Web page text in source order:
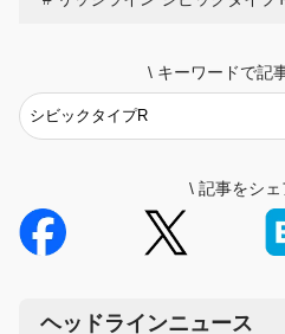
\ キーワードで記
\ 記事をシェ
ヘッドラインニュース